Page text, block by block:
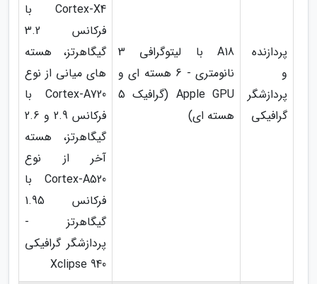
پردازنده
و
پردازشگر
گرافیکی
A18 با لیتوگرافی 3
نانومتری - 6 هسته ای و
Apple GPU (گرافیک 5
هسته ای)
Cortex-X4 با
فرکانس 3.2
گیگاهرتز، هسته
های میانی از نوع
Cortex-A720 با
فرکانس 2.9 و 2.6
گیگاهرتز، هسته
آخر از نوع
Cortex-A520 با
فرکانس 1.95
گیگاهرتز -
پردازشگر گرافیکی
Xclipse 940